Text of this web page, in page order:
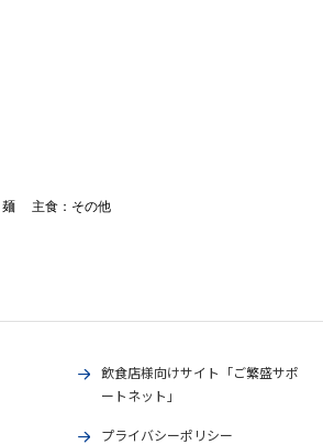
麺 主食：その他
飲食店様向けサイト「ご繁盛サポ
ートネット」
プライバシーポリシー